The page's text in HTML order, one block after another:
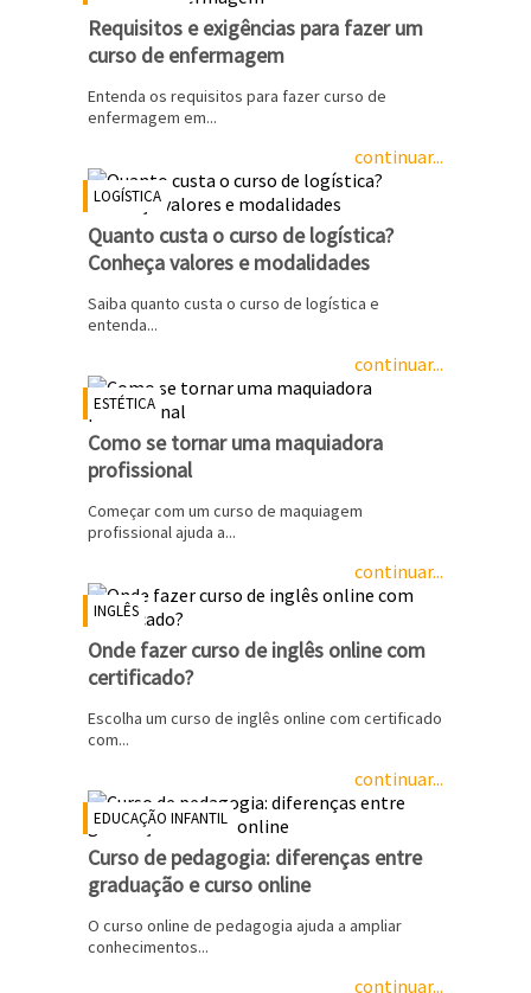
Requisitos e exigências para fazer um
curso de enfermagem
Entenda os requisitos para fazer curso de
enfermagem em...
continuar...
LOGÍSTICA
Quanto custa o curso de logística?
Conheça valores e modalidades
Saiba quanto custa o curso de logística e
entenda...
continuar...
ESTÉTICA
Como se tornar uma maquiadora
profissional
Começar com um curso de maquiagem
profissional ajuda a...
continuar...
INGLÊS
Onde fazer curso de inglês online com
certificado?
Escolha um curso de inglês online com certificado
com...
continuar...
EDUCAÇÃO INFANTIL
Curso de pedagogia: diferenças entre
graduação e curso online
O curso online de pedagogia ajuda a ampliar
conhecimentos...
continuar...